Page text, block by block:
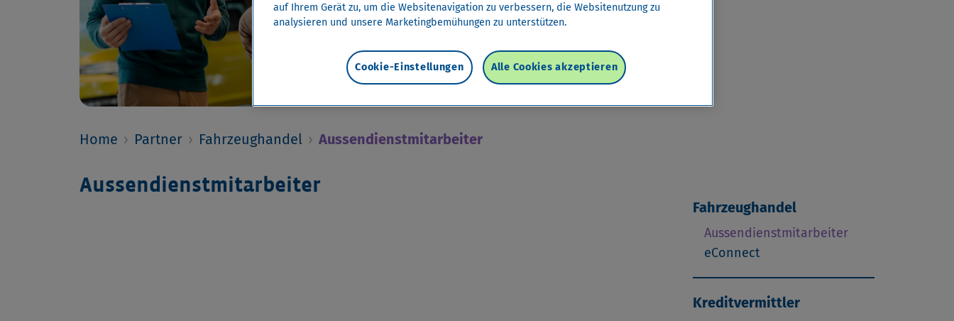
Einfach Cembra
Home › Partner › Fahrzeughandel › Aussendienstmitarbeiter
Aussendienstmitarbeiter
Fahrzeughandel
Aussendienstmitarbeiter
eConnect
Kreditvermittler
auf Ihrem Gerät zu, um die Websitenavigation zu verbessern, die Websitenutzung zu
analysieren und unsere Marketingbemühungen zu unterstützen.
Alle Cookies akzeptieren
Cookie-Einstellungen